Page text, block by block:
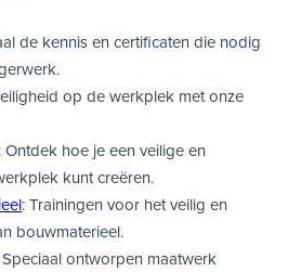
de kennis en certificaten die nodig
op de werkplek met onze
: Ontdek hoe je een veilige en
kunt creëren.
: Trainingen voor het veilig en
bouwmaterieel.
Speciaal ontworpen maatwerk